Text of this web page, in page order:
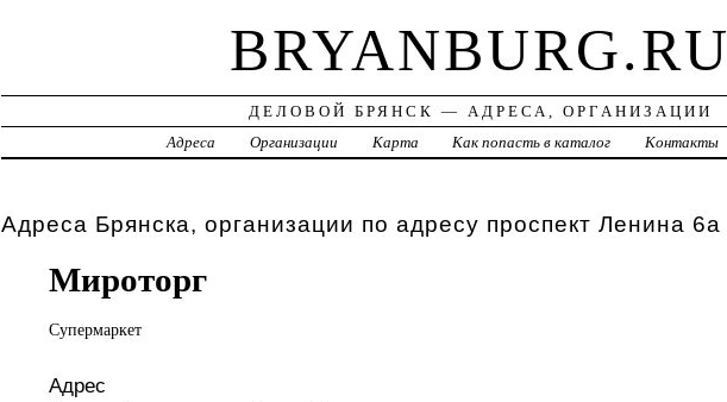
BRYANBURG.RU
ДЕЛОВОЙ БРЯНСК — АДРЕСА, ОРГАНИЗАЦИИ
Адреса
Организации Карта Как попасть в каталог Контакты
Адреса Брянска, организации по адресу проспект Ленина 6а
Мироторг
Супермаркет
Адрес